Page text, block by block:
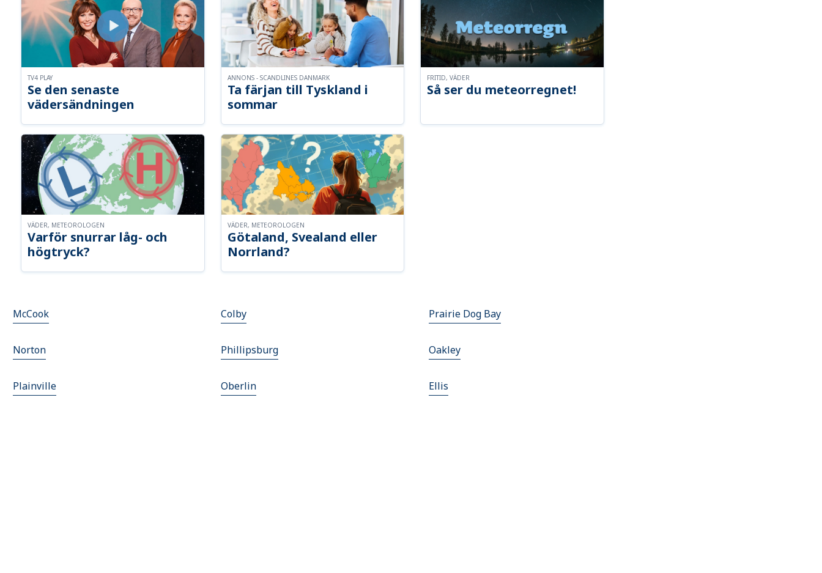
Se den senaste
vädersändningen
TV4 PLAY
Ta färjan till Tyskland i
sommar
ANNONS - SCANDLINES DANMARK
Så ser du meteorregnet!
FRITID, VÄDER
Varför snurrar låg- och
högtryck?
VÄDER, METEOROLOGEN
Götaland, Svealand eller
Norrland?
VÄDER, METEOROLOGEN
McCook Colby Prairie Dog Bay
Norton Phillipsburg Oakley
Plainville Oberlin Ellis